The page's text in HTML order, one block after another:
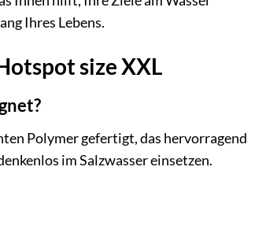
Ihres Lebens.
size XXL
Polymer gefertigt, das hervorragend
im Salzwasser einsetzen.